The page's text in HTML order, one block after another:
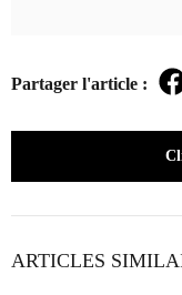
Partager l'article :
ARTICLES